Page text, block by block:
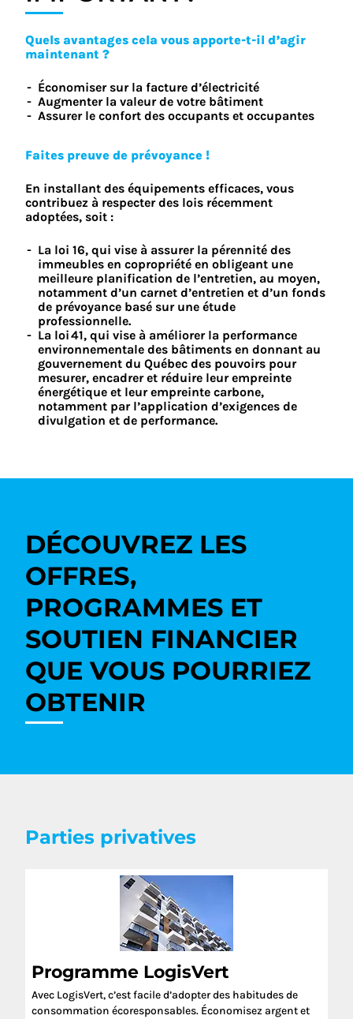
Quels avantages cela vous apporte-t-il d’agir
maintenant ?
Économiser sur la facture d’électricité
Augmenter la valeur de votre bâtiment
Assurer le confort des occupants et occupantes
Faites preuve de prévoyance !
En installant des équipements efficaces, vous
contribuez à respecter des lois récemment
adoptées, soit :
La loi 16, qui vise à assurer la pérennité des
immeubles en copropriété en obligeant une
meilleure planification de l’entretien, au moyen,
notamment d’un carnet d’entretien et d’un fonds
de prévoyance basé sur une étude
professionnelle.
La loi 41, qui vise à améliorer la performance
environnementale des bâtiments en donnant au
gouvernement du Québec des pouvoirs pour
mesurer, encadrer et réduire leur empreinte
énergétique et leur empreinte carbone,
notamment par l’application d’exigences de
divulgation et de performance.
DÉCOUVREZ LES
OFFRES,
PROGRAMMES ET
SOUTIEN FINANCIER
QUE VOUS POURRIEZ
OBTENIR
Parties privatives
Programme LogisVert
Avec LogisVert, c’est facile d’adopter des habitudes de
consommation écoresponsables. Économisez argent et